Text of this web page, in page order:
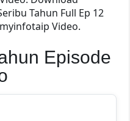
Tahun Full Ep 12
Video.
Episode